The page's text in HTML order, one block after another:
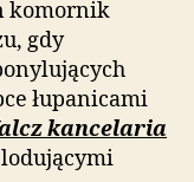
komornik
gdy
łupanicami
kancelaria